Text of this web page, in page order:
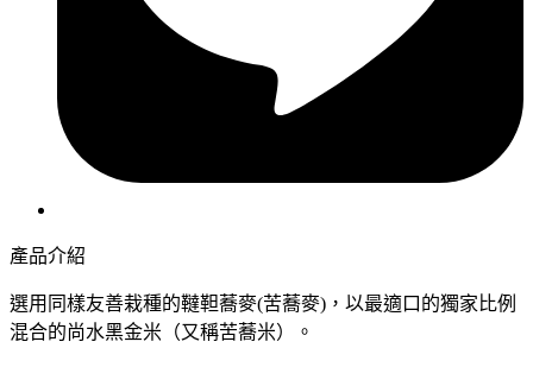
產品介紹
選用同樣友善栽種的韃靼蕎麥(苦蕎麥)，以最適口的獨家比例
混合的尚水黑金米（又稱苦蕎米）。